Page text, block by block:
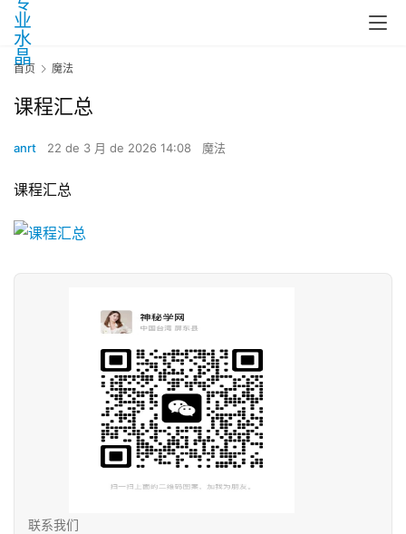
首页 魔法
课程汇总
anrt 22 de 3 月 de 2026 14:08 魔法
课程汇总
联系我们